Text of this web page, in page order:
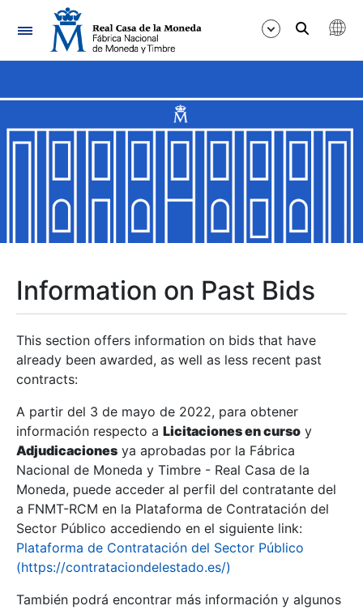
Navigation
Show/Hide
Show/Hide
Show/Hide
Show/Hide
Show/Hide
Information on Past Bids
This section offers information on bids that have
already been awarded, as well as less recent past
contracts:
A partir del 3 de mayo de 2022, para obtener
información respecto a Licitaciones en curso y
Adjudicaciones ya aprobadas por la Fábrica
Nacional de Moneda y Timbre - Real Casa de la
Moneda, puede acceder al perfil del contratante del
a FNMT-RCM en la Plataforma de Contratación del
Sector Público accediendo en el siguiente link:
Plataforma de Contratación del Sector Público
(https://contrataciondelestado.es/)
También podrá encontrar más información y algunos